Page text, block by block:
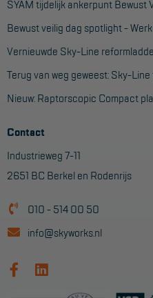
SYAM tijdelijk ankerpunt
Bewust veilig dag spotlight -
Vernieuwde Sky-Line
Terug van weg geweest: Sky-
Nieuw: Raptorscopic Compact
Contact
Industrieweg 7-11
2651 BC Berkel en Rodenrijs
010 - 514 00 50
info@skyworks.nl